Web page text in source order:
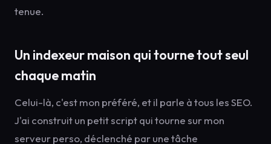
tenue.
Un indexeur maison qui tourne tout seul
chaque matin
Celui-là, c'est mon préféré, et il parle à tous les SEO.
J'ai construit un petit script qui tourne sur mon
serveur perso, déclenché par une tâche